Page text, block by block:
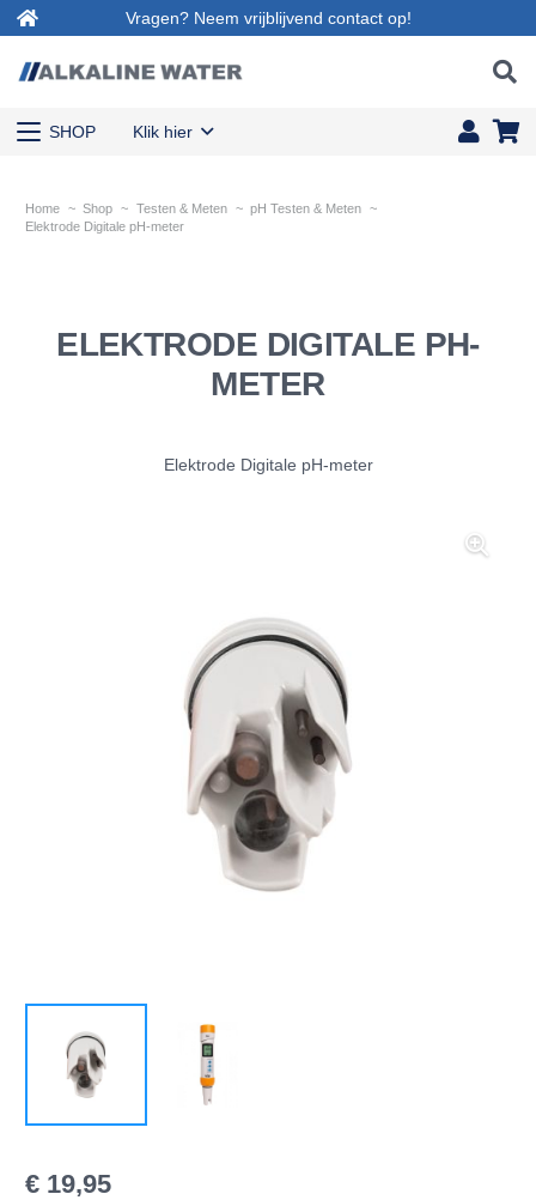
Vragen? Neem vrijblijvend contact op!
SHOP Klik hier
Home ~ Shop ~ Testen & Meten ~ pH Testen & Meten ~
Elektrode Digitale pH-meter
ELEKTRODE DIGITALE PH-
METER
Elektrode Digitale pH-meter
€ 19,95